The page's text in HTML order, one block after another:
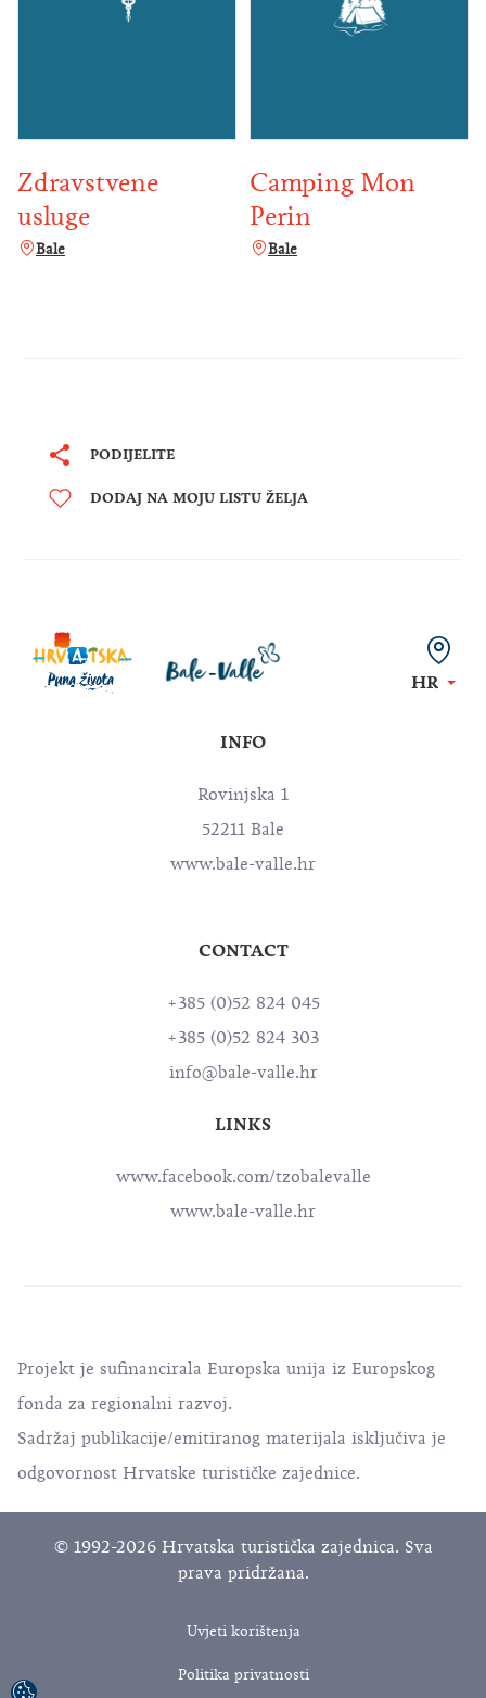
Zdravstvene
usluge
Bale
Camping Mon
Perin
Bale
PODIJELITE
DODAJ NA MOJU LISTU ŽELJA
HR
INFO
Rovinjska 1
52211 Bale
www.bale-valle.hr
CONTACT
+385 (0)52 824 045
+385 (0)52 824 303
info@bale-valle.hr
LINKS
www.facebook.com/tzobalevalle
www.bale-valle.hr
Projekt je sufinancirala Europska unija iz Europskog
fonda za regionalni razvoj.
Sadržaj publikacije/emitiranog materijala isključiva je
odgovornost Hrvatske turističke zajednice.
© 1992-2026 Hrvatska turistička zajednica. Sva
prava pridržana.
Uvjeti korištenja
Politika privatnosti